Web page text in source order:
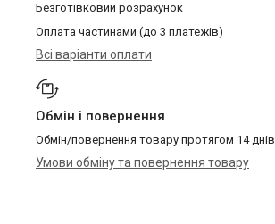
Безготівковий розрахунок
Оплата частинами (до 3 платежів)
Всі варіанти оплати
Обмін і повернення
Обмін/повернення товару протягом 14 днів
Умови обміну та повернення товару